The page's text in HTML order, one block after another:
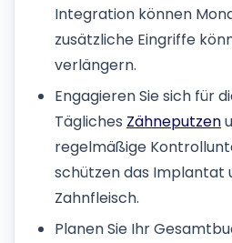
Integration können
zusätzliche Eingriffe
verlängern.
Engagieren Sie sich für
Tägliches Zähneputzen
regelmäßige
schützen das Implantat
Zahnfleisch.
Planen Sie Ihr